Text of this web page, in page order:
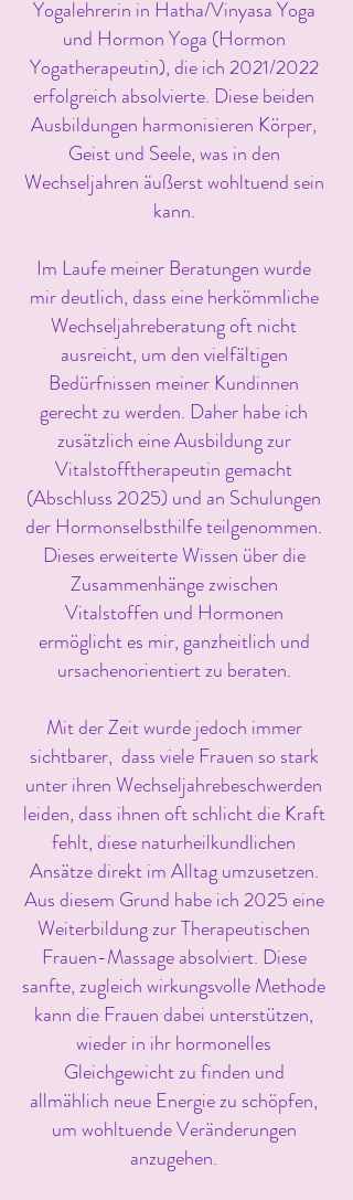
Yogalehrerin in Hatha/Vinyasa Yoga
und Hormon Yoga (Hormon
Yogatherapeutin), die ich 2021/2022
erfolgreich absolvierte. Diese beiden
Ausbildungen harmonisieren Körper,
Geist und Seele, was in den
Wechseljahren äußerst wohltuend sein
kann.
Im Laufe meiner Beratungen wurde
mir deutlich, dass eine herkömmliche
Wechseljahreberatung oft nicht
ausreicht, um den vielfältigen
Bedürfnissen meiner Kundinnen
gerecht zu werden. Daher habe ich
zusätzlich eine Ausbildung zur
Vitalstofftherapeutin gemacht
(Abschluss 2025) und an Schulungen
der Hormonselbsthilfe teilgenommen.
Dieses erweiterte Wissen über die
Zusammenhänge zwischen
Vitalstoffen und Hormonen
ermöglicht es mir, ganzheitlich und
ursachenorientiert zu beraten.
Mit der Zeit wurde jedoch immer
sichtbarer, dass viele Frauen so stark
unter ihren Wechseljahrebeschwerden
leiden, dass ihnen oft schlicht die Kraft
fehlt, diese naturheilkundlichen
Ansätze direkt im Alltag umzusetzen.
Aus diesem Grund habe ich 2025 eine
Weiterbildung zur Therapeutischen
Frauen-Massage absolviert. Diese
sanfte, zugleich wirkungsvolle Methode
kann die Frauen dabei unterstützen,
wieder in ihr hormonelles
Gleichgewicht zu finden und
allmählich neue Energie zu schöpfen,
um wohltuende Veränderungen
anzugehen.